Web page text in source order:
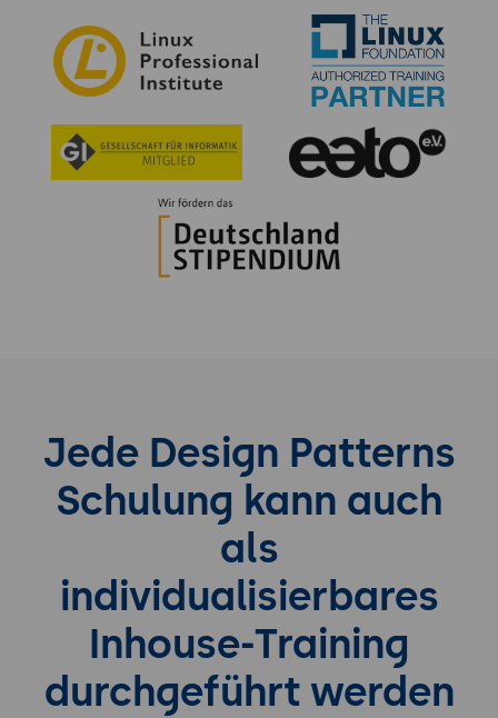
Jede Design Patterns
Schulung kann auch
als
individualisierbares
Inhouse-Training
durchgeführt werden